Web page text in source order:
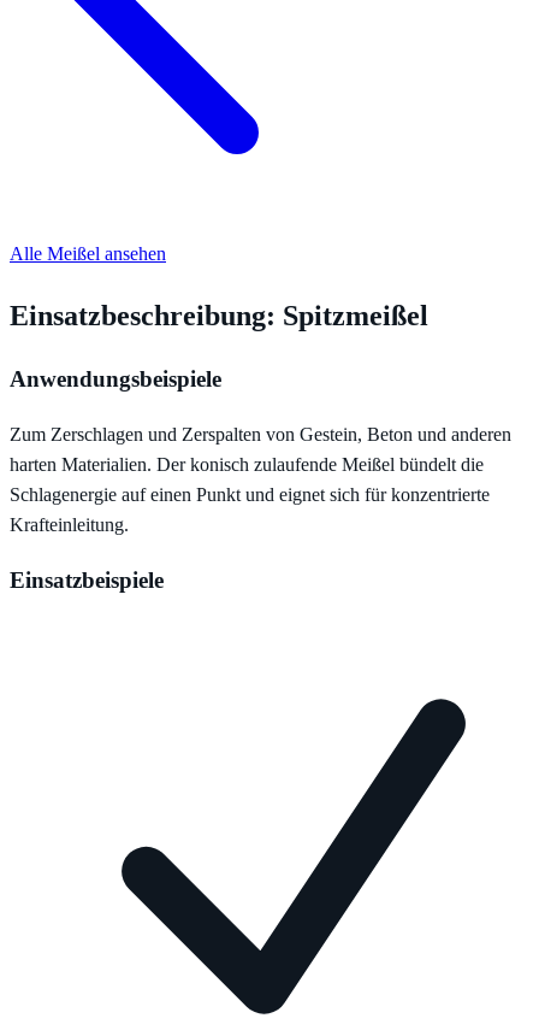
Alle Meißel ansehen
Einsatzbeschreibung: Spitzmeißel
Anwendungsbeispiele
Zum Zerschlagen und Zerspalten von Gestein, Beton und anderen
harten Materialien. Der konisch zulaufende Meißel bündelt die
Schlagenergie auf einen Punkt und eignet sich für konzentrierte
Krafteinleitung.
Einsatzbeispiele